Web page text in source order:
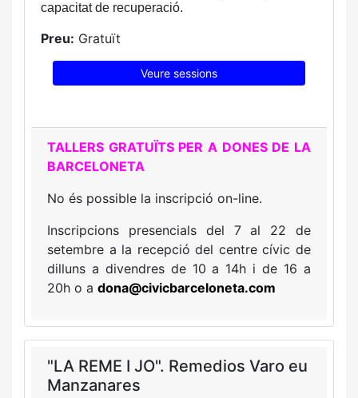
capacitat de recuperació.
Preu: Gratuït
Veure sessions
TALLERS GRATUÏTS PER A DONES DE LA
BARCELONETA
No és possible la inscripció on-line.
Inscripcions presencials del 7 al 22 de
setembre a la recepció del centre cívic de
dilluns a divendres de 10 a 14h i de 16 a
20h o a dona@civicbarceloneta.com
"LA REME I JO". Remedios Varo eu
Manzanares